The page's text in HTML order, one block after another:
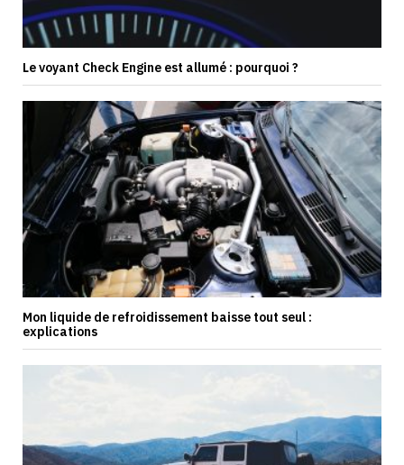
Le voyant Check Engine est allumé : pourquoi ?
Mon liquide de refroidissement baisse tout seul :
explications